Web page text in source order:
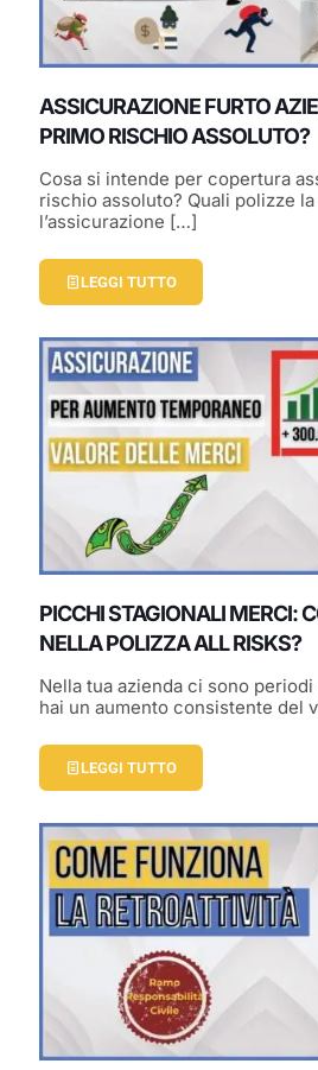
ASSICURAZIONE FURTO
PRIMO RISCHIO ASSOLUTO?
Cosa si intende per copertura
rischio assoluto? Quali polizze
l’assicurazione […]
LEGGI TUTTO
PICCHI STAGIONALI MERCI:
NELLA POLIZZA ALL RISKS?
Nella tua azienda ci sono periodi
hai un aumento consistente del
LEGGI TUTTO